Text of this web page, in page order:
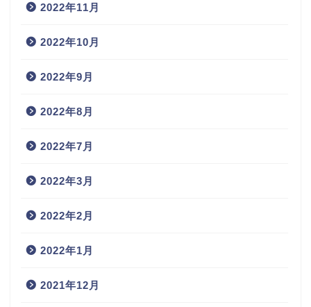
2022年11月
2022年10月
2022年9月
2022年8月
2022年7月
2022年3月
2022年2月
2022年1月
2021年12月